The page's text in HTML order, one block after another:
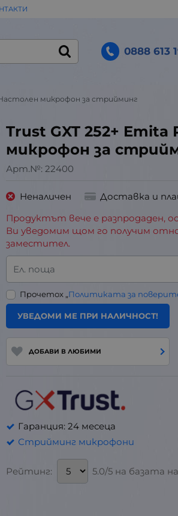
0888 613
Настолен микрофон за стрийминг
Trust GXT 252+
микрофон за
Арт.№: 22400
Неналичен
Доставка и
Продуктът вече е разпродаден,
Ви уведомим щом го получим
заместител.
Ел. поща
Прочетох „Политиката за
УВЕДОМИ МЕ ПРИ НАЛИЧНОСТ!
ДОБАВИ В ЛЮБИМИ
Гаранция: 24 месеца
Стрийминг микрофони
Рейтинг: 5.0/5 на базата